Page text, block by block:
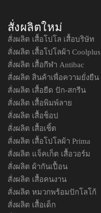
สั่งผลิตใหม่
สั่งผลิต เสื้อโปโล เสื้อบริษัท
สั่งผลิต เสื้อโปโลผ้า Coolplus
สั่งผลิต เสื้อกีฬา Antibac
สั่งผลิต สินค้าเพื่อความยั่งยืน
สั่งผลิต เสื้อยืด ปัก-สกรีน
สั่งผลิต เสื้อพิมพ์ลาย
สั่งผลิต เสื้อช็อป
สั่งผลิต เสื้อเชิ้ต
สั่งผลิต เสื้อโปโลผ้า Prima
สั่งผลิต แจ็คเก็ต เสื้อวอร์ม
สั่งผลิต ผ้ากันเปื้อน
สั่งผลิต เสื้อคนงาน
สั่งผลิต หมวกพร้อมปักโลโก้
สั่งผลิต เสื้อเด็ก